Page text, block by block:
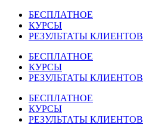
БЕСПЛАТНОЕ
КУРСЫ
РЕЗУЛЬТАТЫ КЛИЕНТОВ
БЕСПЛАТНОЕ
КУРСЫ
РЕЗУЛЬТАТЫ КЛИЕНТОВ
БЕСПЛАТНОЕ
КУРСЫ
РЕЗУЛЬТАТЫ КЛИЕНТОВ